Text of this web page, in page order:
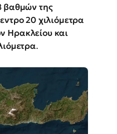
βαθμών της
20 χιλιόμετρα
Ηρακλείου και
.